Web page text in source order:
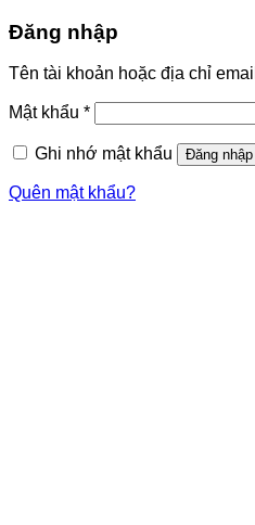
Đăng nhập
Tên tài khoản hoặc địa chỉ email
Mật khẩu *
Ghi nhớ mật khẩu Đăng nhập
Quên mật khẩu?